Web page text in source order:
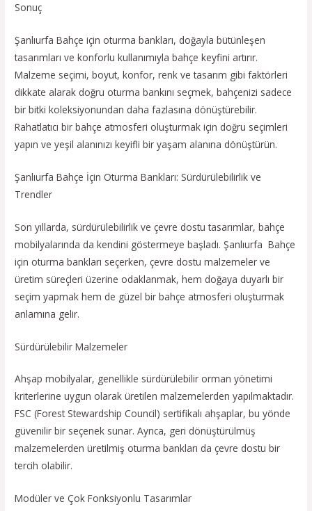
Sonuç
Şanlıurfa Bahçe için oturma bankları, doğayla bütünleşen
tasarımları ve konforlu kullanımıyla bahçe keyfini artırır.
Malzeme seçimi, boyut, konfor, renk ve tasarım gibi faktörleri
dikkate alarak doğru oturma bankını seçmek, bahçenizi sadece
bir bitki koleksiyonundan daha fazlasına dönüştürebilir.
Rahatlatıcı bir bahçe atmosferi oluşturmak için doğru seçimleri
yapın ve yeşil alanınızı keyifli bir yaşam alanına dönüştürün.
Şanlıurfa Bahçe İçin Oturma Bankları: Sürdürülebilirlik ve
Trendler
Son yıllarda, sürdürülebilirlik ve çevre dostu tasarımlar, bahçe
mobilyalarında da kendini göstermeye başladı. Şanlıurfa Bahçe
için oturma bankları seçerken, çevre dostu malzemeler ve
üretim süreçleri üzerine odaklanmak, hem doğaya duyarlı bir
seçim yapmak hem de güzel bir bahçe atmosferi oluşturmak
anlamına gelir.
Sürdürülebilir Malzemeler
Ahşap mobilyalar, genellikle sürdürülebilir orman yönetimi
kriterlerine uygun olarak üretilen malzemelerden yapılmaktadır.
FSC (Forest Stewardship Council) sertifikalı ahşaplar, bu yönde
güvenilir bir seçenek sunar. Ayrıca, geri dönüştürülmüş
malzemelerden üretilmiş oturma bankları da çevre dostu bir
tercih olabilir.
Modüler ve Çok Fonksiyonlu Tasarımlar